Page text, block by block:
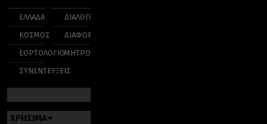
ΕΛΛΑΔΑ
ΚΟΣΜΟΣ
ΕΟΡΤΟΛΟΓΙΟ
ΣΥΝΕΝΤΕΥΞΕΙΣ
ΔΙΑΛΟΓΟΣ
ΔΙΑΦΟΡΑ
ΜΗΤΡΟΠΟΛΕΙΣ
ΧΡΗΣΙΜΑ